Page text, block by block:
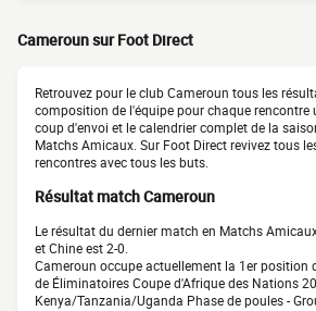
Cameroun sur Foot Direct
Retrouvez pour le club Cameroun tous les
composition de l'équipe pour chaque rencontre
coup d'envoi et le calendrier complet de la
Matchs Amicaux. Sur Foot Direct revivez tous
rencontres avec tous les buts.
Résultat match Cameroun
Le résultat du dernier match en Matchs
et Chine est 2-0.
Cameroun occupe actuellement la 1er position
de Éliminatoires Coupe d'Afrique des Nations
Kenya/Tanzania/Uganda Phase de poules -